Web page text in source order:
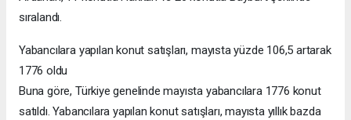
sıralandı.
Yabancılara yapılan konut satışları, mayısta yüzde 106,5 artarak
1776 oldu
Buna göre, Türkiye genelinde mayısta yabancılara 1776 konut
satıldı. Yabancılara yapılan konut satışları, mayısta yıllık bazda